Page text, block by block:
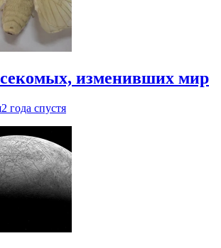
изменивших мир
2 года спустя